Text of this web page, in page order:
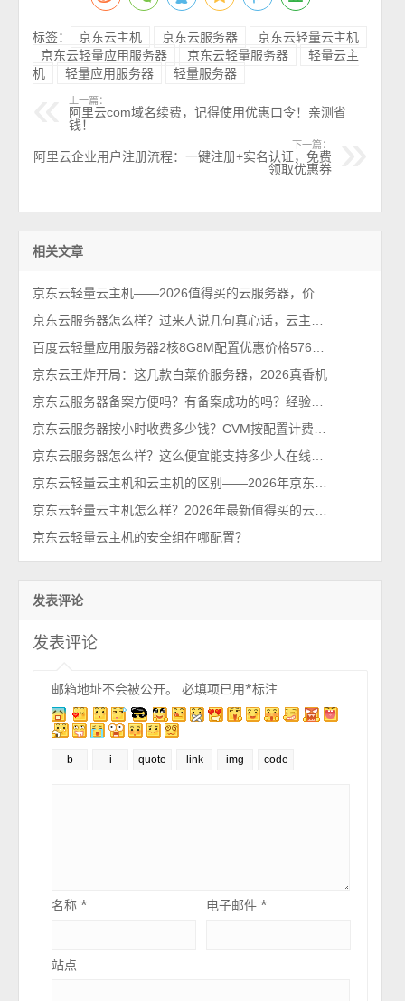
标签： 京东云主机 京东云服务器
京东云轻量云主机
京东云轻量应用服务器
京东云轻量服务器
轻量云主
机
轻量应用服务器 轻量服务器
上一篇：
阿里云com域名续费，记得使用优惠口令！亲测省
钱！
下一篇：
阿里云企业用户注册流程：一键注册+实名认证，免费
领取优惠券
相关文章
京东云轻量云主机——2026值得买的云服务器，价格便宜性能可以！
京东云服务器怎么样？过来人说几句真心话，云主机值得买吗？
百度云轻量应用服务器2核8G8M配置优惠价格576元1年，2026最新报价
京东云王炸开局：这几款白菜价服务器，2026真香机
京东云服务器备案方便吗？有备案成功的吗？经验分享下
京东云服务器按小时收费多少钱？CVM按配置计费价格表
京东云服务器怎么样？这么便宜能支持多少人在线？2026最新性能测评
京东云轻量云主机和云主机的区别——2026年京东云官网发布
京东云轻量云主机怎么样？2026年最新值得买的云服务器排行榜
京东云轻量云主机的安全组在哪配置？
发表评论
发表评论
邮箱地址不会被公开。 必填项已用*标注
名称* 电子邮件*
站点